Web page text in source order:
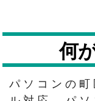
何
パソコンの